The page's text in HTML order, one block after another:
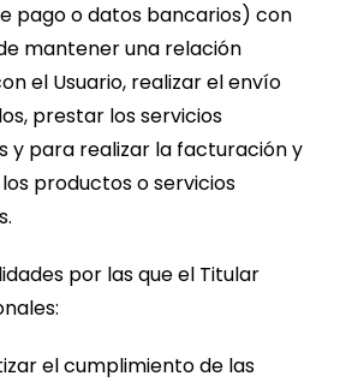
pago o datos bancarios) con
mantener una relación
el Usuario, realizar el envío
prestar los servicios
y para realizar la facturación y
productos o servicios
por las que el Titular
el cumplimiento de las